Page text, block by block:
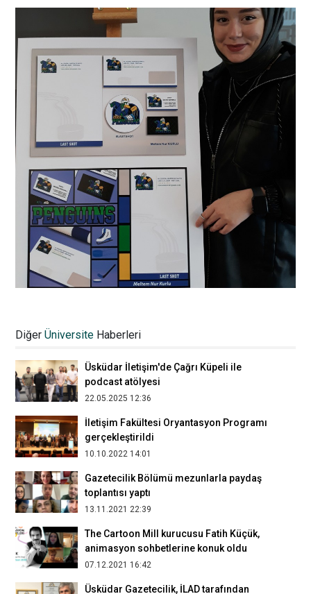
DiğerÜniversite Haberleri
Üsküdar İletişim'de Çağrı Küpeli ile
podcast atölyesi
22.05.2025 12:36
İletişim Fakültesi Oryantasyon Programı
gerçekleştirildi
10.10.2022 14:01
Gazetecilik Bölümü mezunlarla paydaş
toplantısı yaptı
13.11.2021 22:39
The Cartoon Mill kurucusu Fatih Küçük,
animasyon sohbetlerine konuk oldu
07.12.2021 16:42
Üsküdar Gazetecilik, İLAD tarafından